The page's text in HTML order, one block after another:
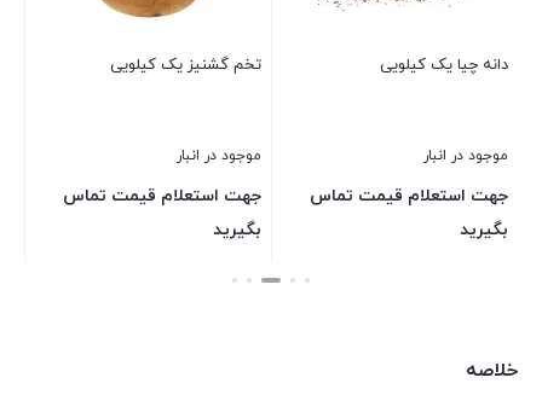
دانه چیا یک کیلویی
موجود در انبار
جهت استعلام قیمت تماس
بگیرید
تخم گشنیز یک کیلویی
موجود در انبار
جهت استعلام قیمت تماس
بگیرید
بستن
خلاصه